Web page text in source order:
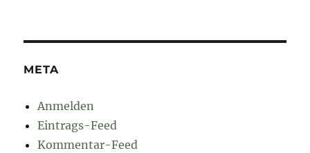
META
Anmelden
Eintrags-Feed
Kommentar-Feed